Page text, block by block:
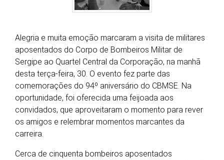
Alegria e muita emoção marcaram a visita de militares
aposentados do Corpo de Bombeiros Militar de
Sergipe ao Quartel Central da Corporação, na manhã
desta terça-feira, 30. O evento fez parte das
comemorações do 94º aniversário do CBMSE. Na
oportunidade, foi oferecida uma feijoada aos
convidados, que aproveitaram o momento para rever
os amigos e relembrar momentos marcantes da
carreira.
Cerca de cinquenta bombeiros aposentados